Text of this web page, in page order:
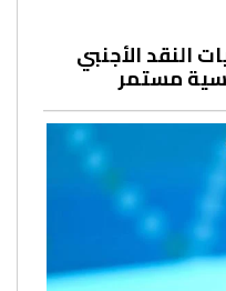
النقد الأجنبي
مستمر